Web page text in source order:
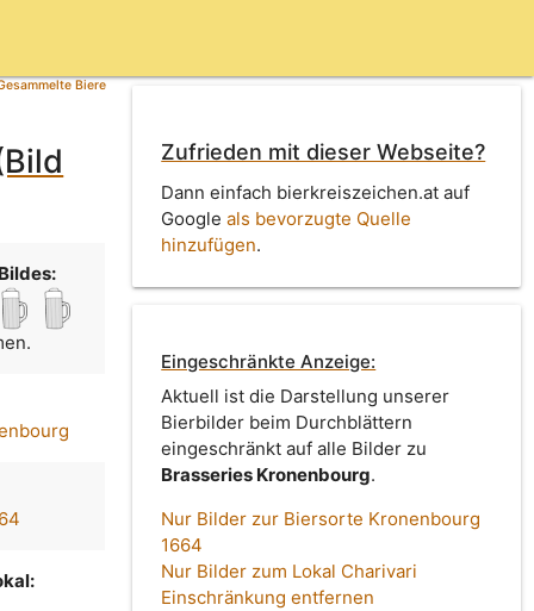
Biere
Zufrieden mit dieser Webseite?
Dann einfach bierkreiszeichen.at auf
Googleals bevorzugte Quelle
hinzufügen.
Eingeschränkte Anzeige:
Aktuell ist die Darstellung unserer
Bierbilder beim Durchblättern
eingeschränkt auf alle Bilder zu
Brasseries Kronenbourg.
Nur Bilder zur Biersorte Kronenbourg
1664
Nur Bilder zum Lokal Charivari
Einschränkung entfernen